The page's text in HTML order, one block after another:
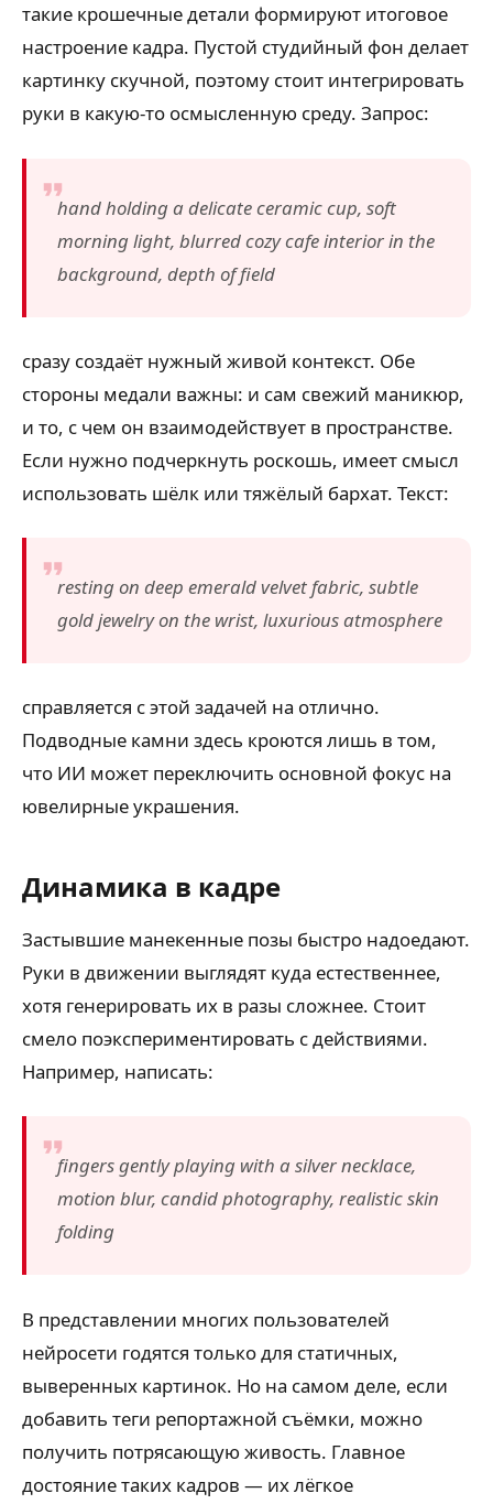
такие крошечные детали формируют итоговое
настроение кадра. Пустой студийный фон делает
картинку скучной, поэтому стоит интегрировать
руки в какую-то осмысленную среду. Запрос:
hand holding a delicate ceramic cup, soft
morning light, blurred cozy cafe interior in the
background, depth of field
сразу создаёт нужный живой контекст. Обе
стороны медали важны: и сам свежий маникюр,
и то, с чем он взаимодействует в пространстве.
Если нужно подчеркнуть роскошь, имеет смысл
использовать шёлк или тяжёлый бархат. Текст:
resting on deep emerald velvet fabric, subtle
gold jewelry on the wrist, luxurious atmosphere
справляется с этой задачей на отлично.
Подводные камни здесь кроются лишь в том,
что ИИ может переключить основной фокус на
ювелирные украшения.
Динамика в кадре
Застывшие манекенные позы быстро надоедают.
Руки в движении выглядят куда естественнее,
хотя генерировать их в разы сложнее. Стоит
смело поэкспериментировать с действиями.
Например, написать:
fingers gently playing with a silver necklace,
motion blur, candid photography, realistic skin
folding
В представлении многих пользователей
нейросети годятся только для статичных,
выверенных картинок. Но на самом деле, если
добавить теги репортажной съёмки, можно
получить потрясающую живость. Главное
достояние таких кадров — их лёгкое